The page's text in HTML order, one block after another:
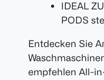
IDEAL
PODS
Entdecken Sie
empfehlen All-